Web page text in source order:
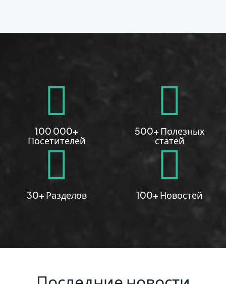
100 000+
Посетителей
500+ Полезных
статей
30+ Разделов 100+ Новостей